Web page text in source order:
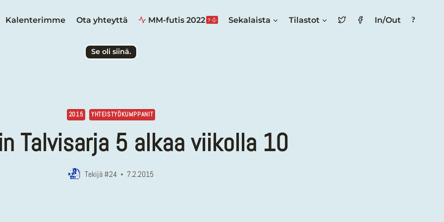
Kalenterimme Ota yhteyttä MM-futis 2022 ? Sekalaista Tilastot In/Out
Se oli siinä.
2015 YHTEISTYÖKUMPPANIT
Talvisarja 5 alkaa viikolla 10
Tekijä#24 7.2.2015